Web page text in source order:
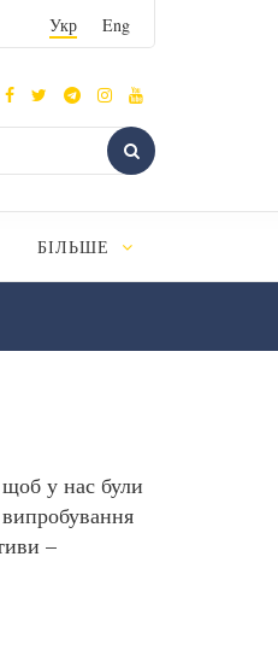
Укр Eng
БІЛЬШЕ
у нас були
випробування
–